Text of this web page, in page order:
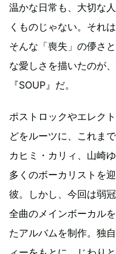
温かな日常も、大切な
くものじゃない。それ
そんな「喪失」の儚さ
な愛しさを描いたのが
『SOUP』だ。
ポストロックやエレク
どをルーツに、これま
カヒミ・カリィ、山崎
多くのボーカリストを
彼。しかし、今回は弱
全曲のメインボーカル
たアルバムを制作。独